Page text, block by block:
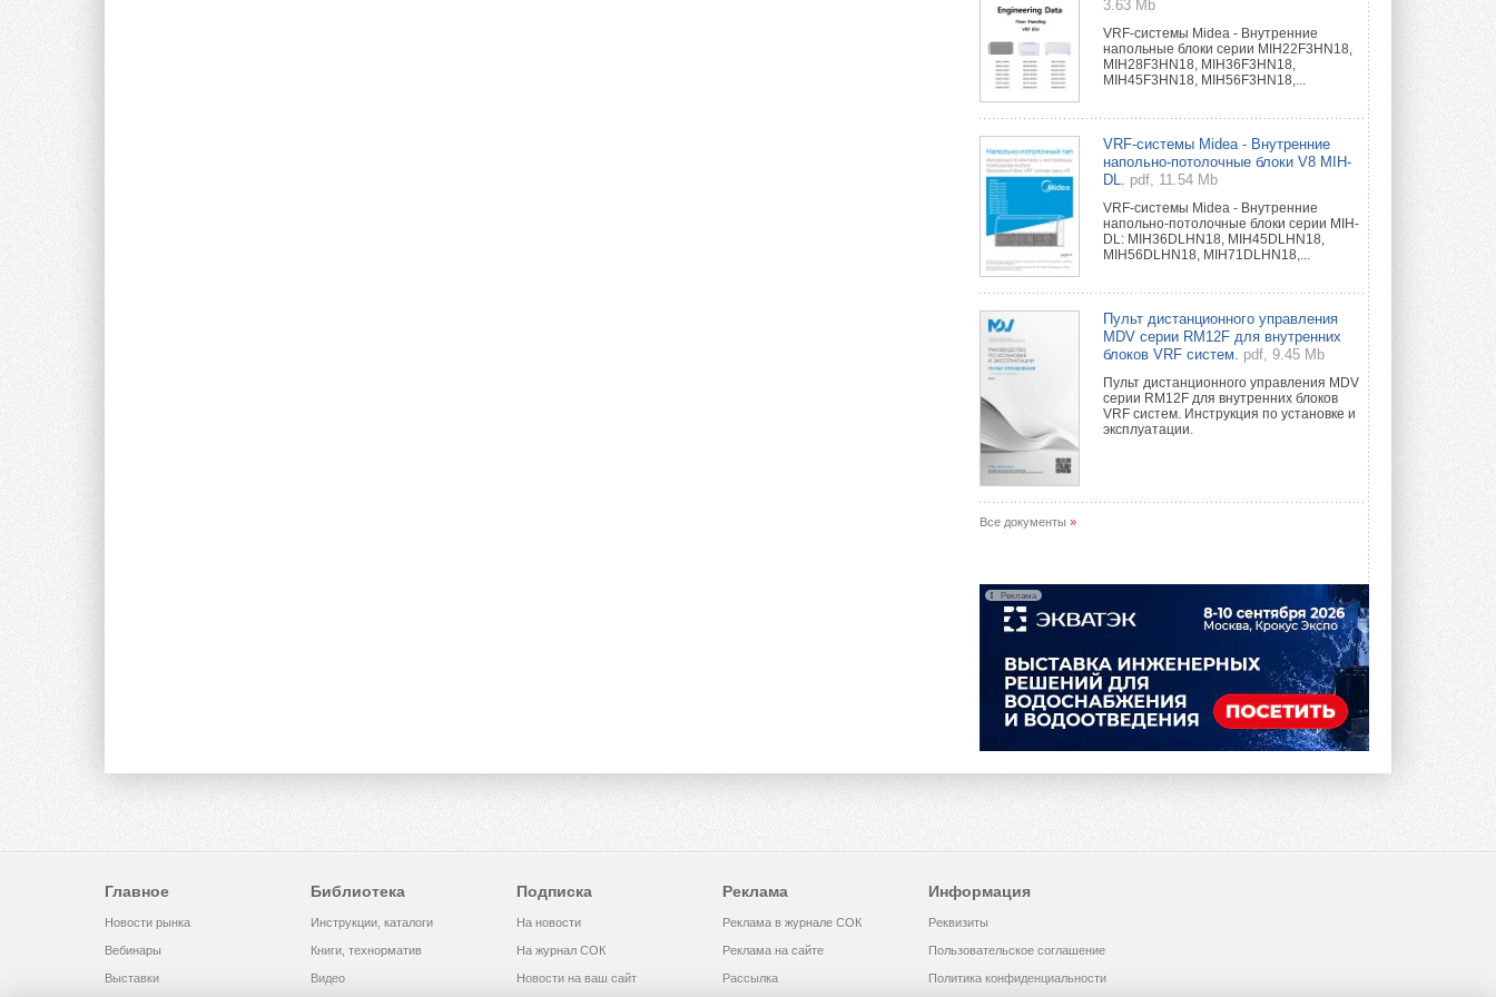
3.63 Mb
VRF-системы Midea - Внутренние
напольные блоки серии MIH22F3HN18,
MIH28F3HN18, MIH36F3HN18,
MIH45F3HN18, MIH56F3HN18,...
VRF-системы Midea - Внутренние
напольно-потолочные блоки V8 MIH-
DL.
pdf, 11.54 Mb
VRF-системы Midea - Внутренние
напольно-потолочные блоки серии MIH-
DL: MIH36DLHN18, MIH45DLHN18,
MIH56DLHN18, MIH71DLHN18,...
Пульт дистанционного управления
MDV серии RM12F для внутренних
блоков VRF систем.
pdf, 9.45 Mb
Пульт дистанционного управления MDV
серии RM12F для внутренних блоков
VRF систем. Инструкция по установке и
эксплуатации.
Все документы »
Реклама
Главное
Новости рынка
Вебинары
Выставки
Библиотека
Инструкции, каталоги
Книги, технорматив
Видео
Подписка
На новости
На журнал СОК
Новости на ваш сайт
Реклама
Реклама в журнале СОК
Реклама на сайте
Рассылка
Информация
Реквизиты
Пользовательское соглашение
Политика конфиденциальности